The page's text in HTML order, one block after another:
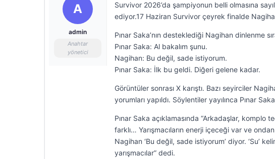
A
admin
Anahtar
yönetici
Survivor 2026’da şampiyonun belli olmasına
ediyor.17 Haziran Survivor çeyrek finalde
Pınar Saka’nın desteklediği Nagihan dinlenme
Pınar Saka: Al bakalım şunu.
Nagihan: Bu değil, sade istiyorum.
Pınar Saka: İlk bu geldi. Diğeri gelene kadar.
Görüntüler sonrası X karıştı. Bazı seyirciler
yorumları yapıldı. Söylentiler yayılınca Pınar
Pınar Saka açıklamasında “Arkadaşlar,
farklı… Yarışmacıların enerji içeceği var ve
Nagihan ‘Bu değil, sade istiyorum’ diyor. ‘Su’
yarışmacılar” dedi.